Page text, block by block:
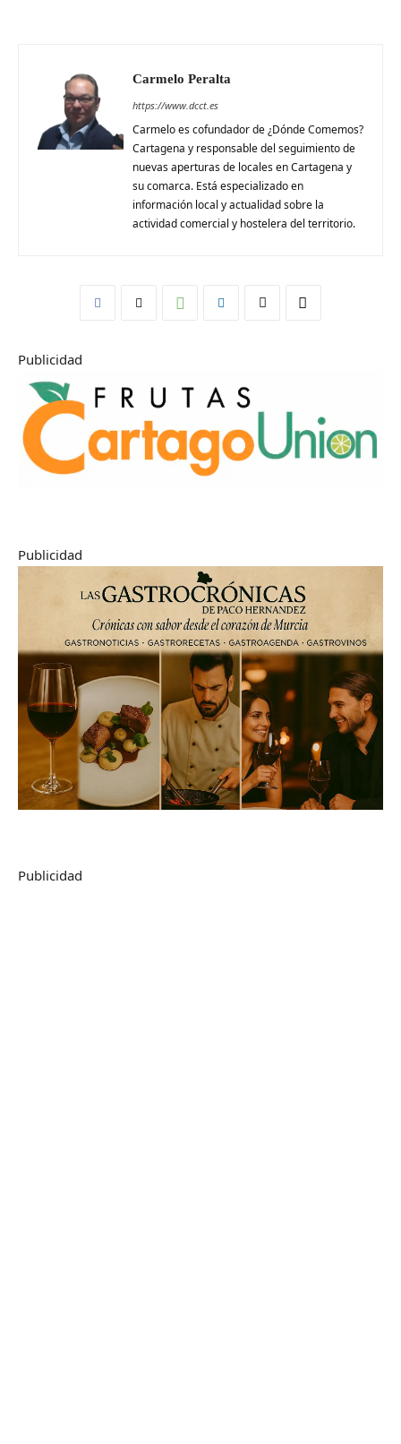
Carmelo Peralta
https://www.dcct.es
Carmelo es cofundador de ¿Dónde Comemos?
Cartagena y responsable del seguimiento de
nuevas aperturas de locales en Cartagena y
su comarca. Está especializado en
información local y actualidad sobre la
actividad comercial y hostelera del territorio.
Publicidad
Publicidad
Publicidad